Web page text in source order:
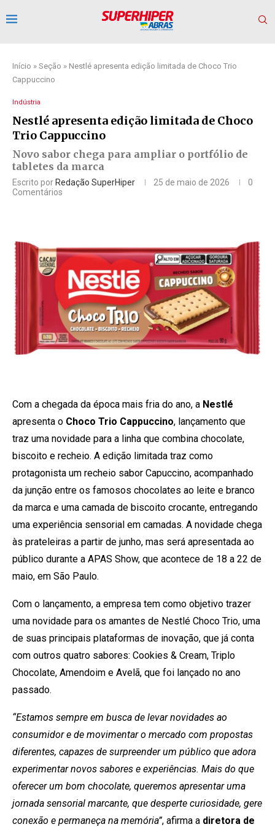
Início » Seção » Nestlé apresenta edição limitada de Choco Trio
Cappuccino
Indústria
Nestlé apresenta edição limitada de Choco
Trio Cappuccino
Novo sabor chega para ampliar o portfólio de
tabletes da marca
Escrito porRedação SuperHiper 25 de maio de 2026
0
Comentários
Com a chegada da época mais fria do ano, a Nestlé
apresenta o Choco Trio Cappuccino, lançamento que
traz uma novidade para a linha que combina chocolate,
biscoito e recheio. A edição limitada traz como
protagonista um recheio sabor Capuccino, acompanhado
da junção entre os famosos chocolates ao leite e branco
da marca e uma camada de biscoito crocante, entregando
uma experiência sensorial em camadas. A novidade chega
às prateleiras a partir de junho, mas será apresentada ao
público durante a APAS Show, que acontece de 18 a 22 de
maio, em São Paulo.
Com o lançamento, a empresa tem como objetivo trazer
uma novidade para os amantes de Nestlé Choco Trio, uma
de suas principais plataformas de inovação, que já conta
com outros quatro sabores: Cookies & Cream, Triplo
Chocolate, Amendoim e Avelã, que foi lançado no ano
passado.
“Estamos sempre em busca de levar novidades ao
consumidor e de movimentar o mercado com propostas
diferentes, capazes de surpreender um público que adora
experimentar novos sabores e experiências. Mais do que
oferecer um bom chocolate, queremos apresentar uma
jornada sensorial marcante, que desperte curiosidade, gere
conexão e permaneça na memória”, afirma a diretora de